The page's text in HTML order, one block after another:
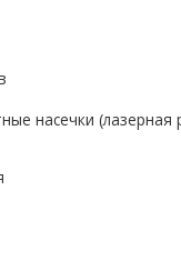
насечки (лазерная